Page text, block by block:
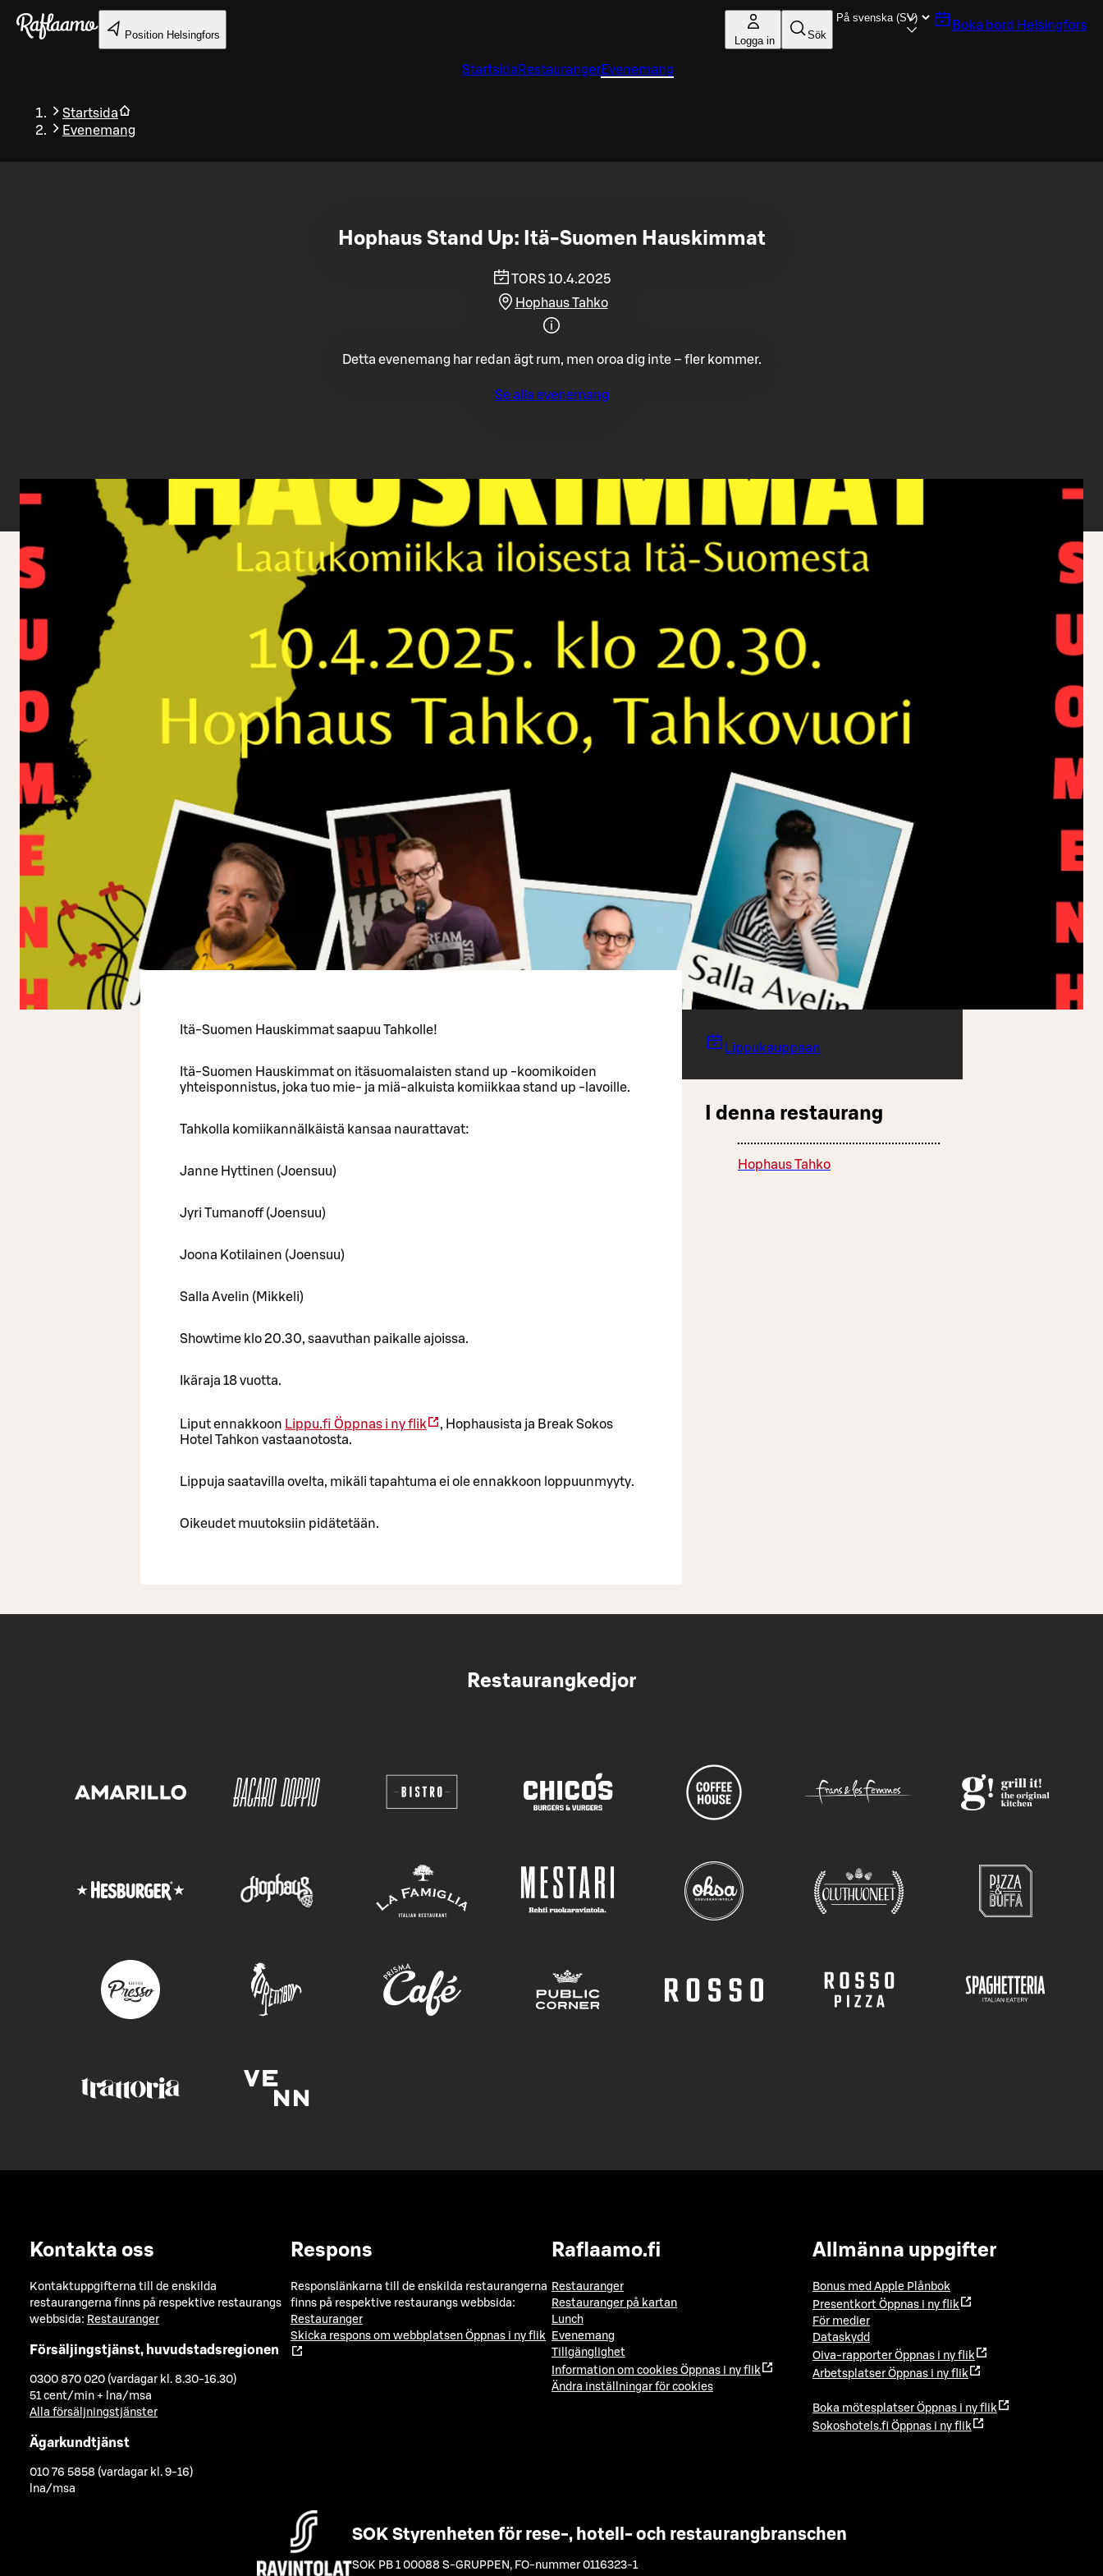
Gå till huvudinnehållet
Position Helsingfors Logga in Sök
Boka bord Helsingfors
Startsida RestaurangerEvenemang
Startsida
Evenemang
Tillbaka
Hophaus Stand Up: Itä-Suomen Hauskimmat
TORS 10.4.2025
Hophaus Tahko
Detta evenemang har redan ägt rum, men oroa dig inte – fler kommer.
Se alla evenemang
Itä-Suomen Hauskimmat saapuu Tahkolle!
Itä-Suomen Hauskimmat on itäsuomalaisten stand up -koomikoiden
yhteisponnistus, joka tuo mie- ja miä-alkuista komiikkaa stand up -lavoille.
Tahkolla komiikannälkäistä kansaa naurattavat:
Janne Hyttinen (Joensuu)
Jyri Tumanoff (Joensuu)
Joona Kotilainen (Joensuu)
Salla Avelin (Mikkeli)
Showtime klo 20.30, saavuthan paikalle ajoissa.
Ikäraja 18 vuotta.
Liput ennakkoon Lippu.fi Öppnas i ny flik
, Hophausista ja Break Sokos
Hotel Tahkon vastaanotosta.
Lippuja saatavilla ovelta, mikäli tapahtuma ei ole ennakkoon loppuunmyyty.
Oikeudet muutoksiin pidätetään.
Lippukauppaan
I denna restaurang
Hophaus Tahko
Restaurangkedjor
Kontakta oss
Kontaktuppgifterna till de enskilda
restaurangerna finns på respektive restaurangs
webbsida: Restauranger
Försäljingstjänst, huvudstadsregionen
0300 870 020 (vardagar kl. 8.30-16.30)
51 cent/min + lna/msa
Alla försäljningstjänster
Ägarkundtjänst
010 76 5858 (vardagar kl. 9-16)
lna/msa
Respons
Responslänkarna till de enskilda restaurangerna
finns på respektive restaurangs webbsida:
Restauranger
Skicka respons om webbplatsen Öppnas i ny flik
Raflaamo.fi
Restauranger
Restauranger på kartan
Lunch
Evenemang
Tillgänglighet
Information om cookies Öppnas i ny flik
Ändra inställningar för cookies
Allmänna uppgifter
Bonus med Apple Plånbok
Presentkort Öppnas i ny flik
För medier
Dataskydd
Oiva-rapporter Öppnas i ny flik
Arbetsplatser Öppnas i ny flik
Boka mötesplatser Öppnas i ny flik
Sokoshotels.fi Öppnas i ny flik
SOK Styrenheten för rese-, hotell- och restaurangbranschen
SOK PB 1 00088 S-GRUPPEN , FO-nummer 0116323-1